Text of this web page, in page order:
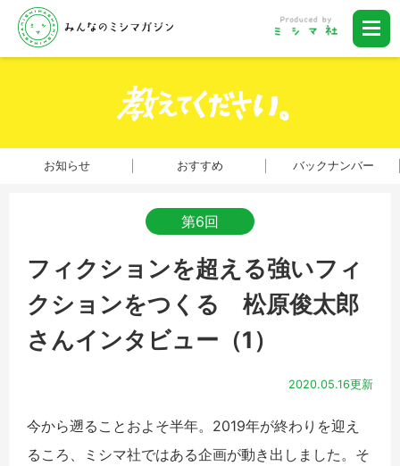
お知らせ おすすめ バックナンバー
第6回
フィクションを超える強いフィ
クションをつくる 松原俊太郎
さんインタビュー（1）
2020.05.16更新
今から遡ることおよそ半年。2019年が終わりを迎え
るころ、ミシマ社ではある企画が動き出しました。 そ